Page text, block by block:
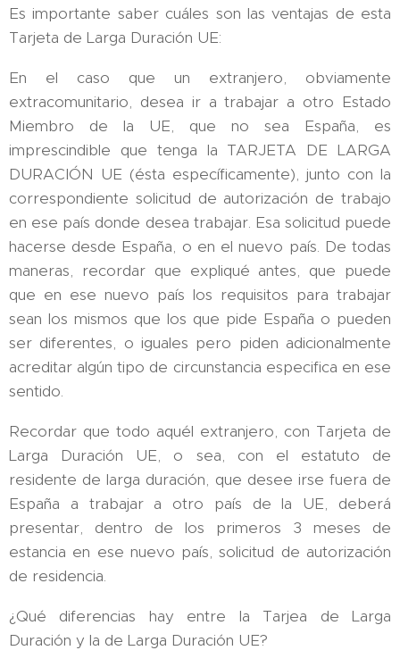
Es importante saber cuáles son las ventajas de esta
Tarjeta de Larga Duración UE:
En el caso que un extranjero, obviamente
extracomunitario, desea ir a trabajar a otro Estado
Miembro de la UE, que no sea España, es
imprescindible que tenga la TARJETA DE LARGA
DURACIÓN UE (ésta específicamente), junto con la
correspondiente solicitud de autorización de trabajo
en ese país donde desea trabajar. Esa solicitud puede
hacerse desde España, o en el nuevo país. De todas
maneras, recordar que expliqué antes, que puede
que en ese nuevo país los requisitos para trabajar
sean los mismos que los que pide España o pueden
ser diferentes, o iguales pero piden adicionalmente
acreditar algún tipo de circunstancia especifica en ese
sentido.
Recordar que todo aquél extranjero, con Tarjeta de
Larga Duración UE, o sea, con el estatuto de
residente de larga duración, que desee irse fuera de
España a trabajar a otro país de la UE, deberá
presentar, dentro de los primeros 3 meses de
estancia en ese nuevo país, solicitud de autorización
de residencia.
¿Qué diferencias hay entre la Tarjea de Larga
Duración y la de Larga Duración UE?